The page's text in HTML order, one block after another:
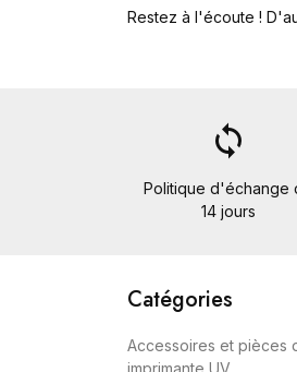
Restez à l'écoute !
loop
Politique d'échange
14 jours
Catégories
Accessoires et pièces